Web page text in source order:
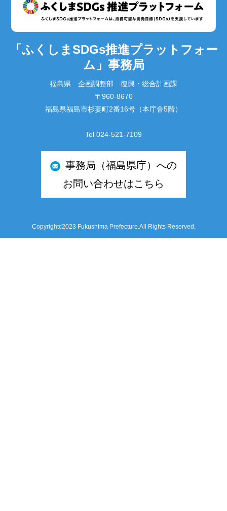
「ふくしまSDGs推進プラットフォー
ム」事務局
福島県 企画調整部 復興・総合計画課
〒960-8670
福島県福島市杉妻町2番16号（本庁舎5階）
Tel 024-521-7109
事務局（福島県庁）への
お問い合わせはこちら
Copyrightc2023 Fukushima Prefecture.All Rights Reserved.